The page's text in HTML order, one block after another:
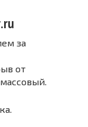
за
от